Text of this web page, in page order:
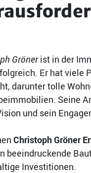
Grönerist in der
Er hat viele
darunter tolle
Seine
und sein
Christoph Gröner
beeindruckende
Investitionen.